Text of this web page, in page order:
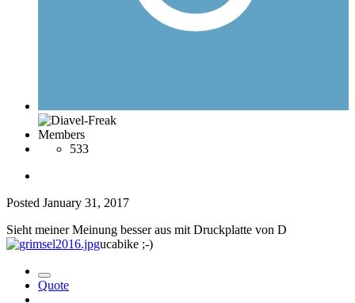
Members
533
Posted January 31, 2017
Sieht meiner Meinung besser aus mit Druckplatte von D
ucabike ;-)
Quote